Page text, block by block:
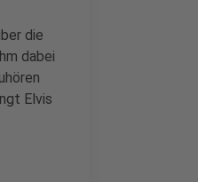
die
dabei
Elvis